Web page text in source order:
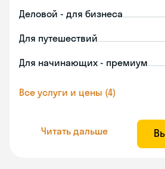
Деловой - для бизнеса
Для путешествий
Для начинающих - премиум
Все услуги и цены (4)
Читать дальше